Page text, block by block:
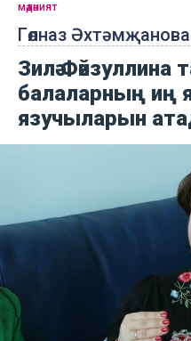
Гөлназ Әхтәмҗанова
мәдәният
Зилә Фәйзуллина
балаларның иң
язучыларын